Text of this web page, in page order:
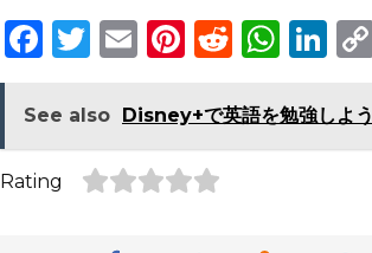
F
c
e
b
T
it
te
r
E
ai
l
Pi
te
re
st
R
d
di
W
a
ts
Li
k
e
See also Disney+で英語を勉強しよう
Rating